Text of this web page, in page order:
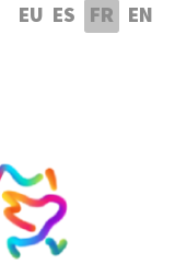
EU ES FR EN